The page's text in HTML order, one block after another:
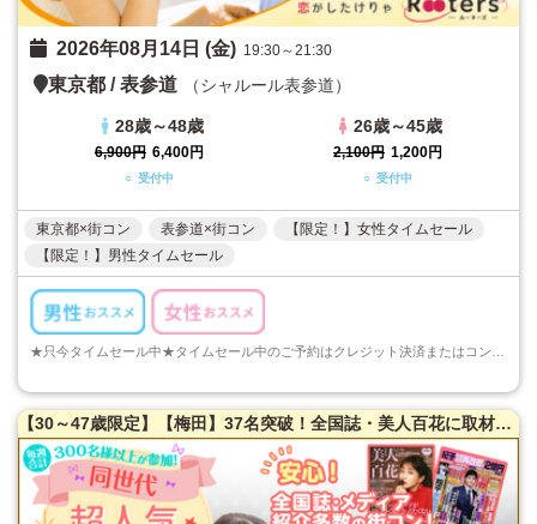
2026年08月14日 (金) 19:30～21:30
東京都 /表参道 （シャルール表参道）
28歳～48歳
6,900円 6,400円
○ 受付中
26歳～45歳
2,100円 1,200円
○ 受付中
東京都×街コン 表参道×街コン
【限定！】女性タイムセール
【限定！】男性タイムセール
【30～47歳限定】【梅田】37名突破！全国誌・美人百花に取材を受けた大阪で一番出会える街コン♪超オシャレ隠れ家カフェ貸切☆同世代で楽しむ♪【充実お料理＆飲み放題付】LINE交換自由＆席替えあり！